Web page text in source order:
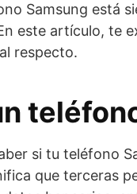
Samsung está
este artículo, te
respecto.
si tu teléfono
que terceras